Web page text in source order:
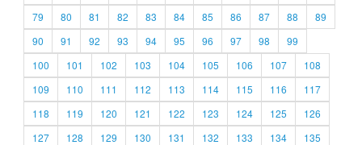
79
80 81 82 83 84 85 86 87 88
89
90
91 92 93 94 95 96 97 98
99
100
101 102 103 104 105 106 107
108
109
110 111 112 113 114 115 116
117
118
119 120 121 122 123 124 125
126
127
128 129 130 131 132 133 134
135